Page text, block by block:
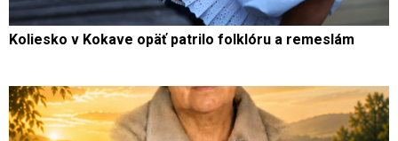
Koliesko v Kokave opäť patrilo folklóru a remeslám